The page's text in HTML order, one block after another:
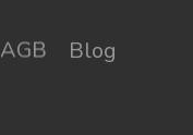
AGB
Blog